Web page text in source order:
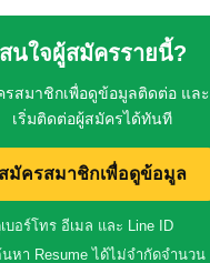
สนใจผู้สมัครรายนี้?
รสมาชิกเพื่อดูข้อมูลติดต่อ และ
เริ่มติดต่อผู้สมัครได้ทันที
สมัครสมาชิกเพื่อดูข้อมูล
บอร์โทร อีเมล และ Line ID
หา Resume ได้ไม่จำกัดจำนวน